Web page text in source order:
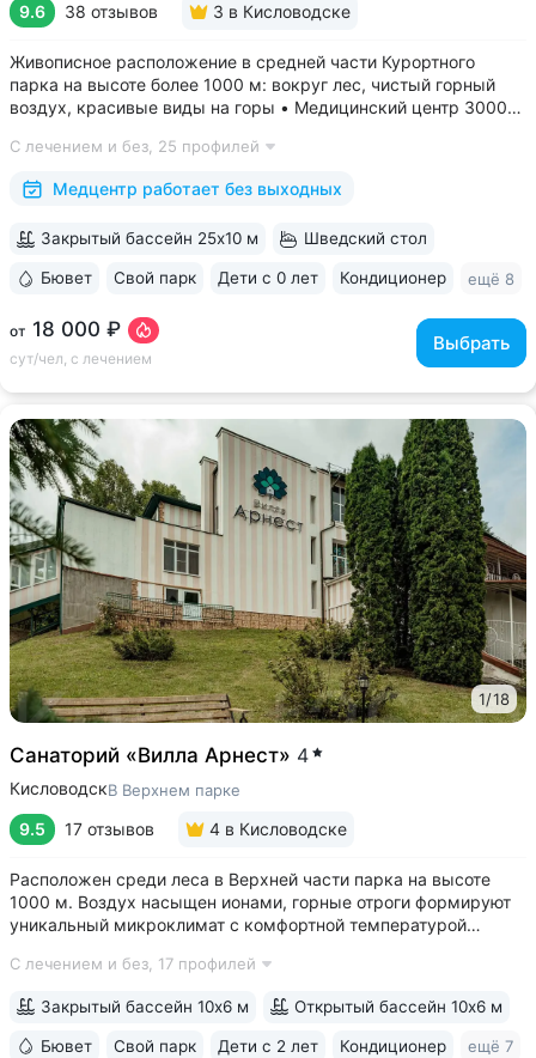
9.6 38 отзывов 3 в Кисловодске
Живописное расположение в средней части Курортного
парка на высоте более 1000 м: вокруг лес, чистый горный
воздух, красивые виды на горы • Медицинский центр 3000
квалификации • Более 1000 видов диагностики и ДНК-
исследований. Есть диагностика...
С лечением и без, 25 профилей
Медцентр работает без выходных
от 18 000 ₽
сут/чел, с лечением
Выбрать
Закрытый бассейн 25x10 м Шведский стол
Бювет Свой парк Дети с 0 лет Кондиционер ещё 8
1/18
Санаторий «Вилла Арнест» 4
КисловодскВ Верхнем парке
9.5 17 отзывов 4 в Кисловодске
Расположен среди леса в Верхней части парка на высоте
1000 м. Воздух насыщен ионами, горные отроги формируют
уникальный микроклимат с комфортной температурой
№ 2Б Кисловодского парка • Один из лучших вариантов для
С лечением и без, 17 профилей
Закрытый бассейн 10х6 м Открытый бассейн 10х6 м
Бювет Свой парк Дети с 2 лет Кондиционер ещё 7